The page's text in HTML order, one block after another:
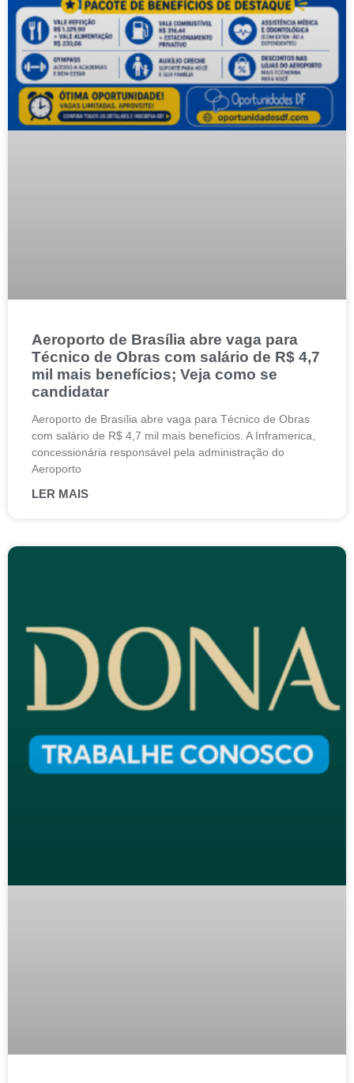
Aeroporto de Brasília abre vaga para
Técnico de Obras com salário de R$ 4,7
mil mais benefícios; Veja como se
candidatar
Aeroporto de Brasília abre vaga para Técnico de Obras
com salário de R$ 4,7 mil mais benefícios. A Inframerica,
concessionária responsável pela administração do
Aeroporto
LER MAIS